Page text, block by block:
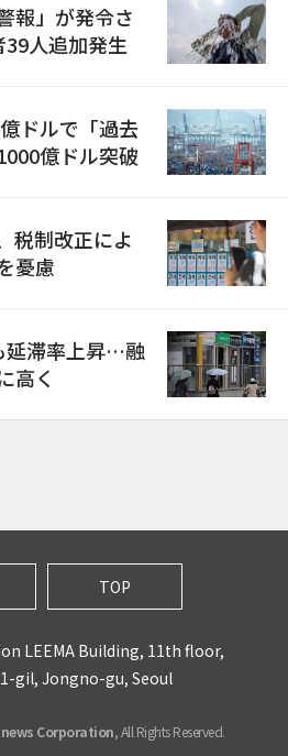
報」が発令さ
人追加発生
ドルで「過去
億ドル突破
税制改正によ
憂慮
延滞率上昇…融
高く
TOP
LEEMA Building, 11th floor,
gil, Jongno-gu, Seoul
Corporation, All Rights Reserved.